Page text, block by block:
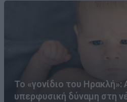
Το «γονίδιο του
υπερφυσική δύναμη στη